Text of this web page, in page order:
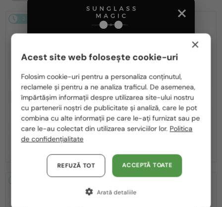
2-4 ZILE
CU LENTILĂ MONOFOCALĂ PLUS
330 RON
— Cadru optic
PO1030V - 513 - 57
998 RON
CU LENTILĂ MONOFOCALĂ PLUS
330 RON
Persol —Cadru optic
PO1030V - 515 - 57
România / RO
Polska / PL
Magyarország / HU
United Arab Emirates / EN
Austria / AT
Germania / DE
Franța / FR
×
Acest site web folosește cookie-uri
Folosim cookie-uri pentru a personaliza conținutul,
reclamele și pentru a ne analiza traficul. De asemenea,
împărtășim informații despre utilizarea site-ului nostru
cu partenerii noștri de publicitate și analiză, care le pot
combina cu alte informații pe care le-ați furnizat sau pe
care le-au colectat din utilizarea serviciilor lor. Politica
de confidențialitate
ACCEPTĂ TOATE
REFUZĂ TOT
Arată detaliile